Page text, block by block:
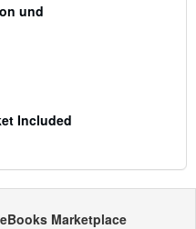
und
Included
Marketplace